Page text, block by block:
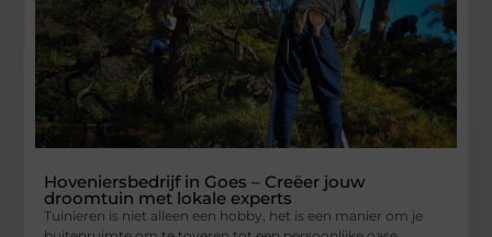
Hoveniersbedrijf in Goes – Creëer jouw
droomtuin met lokale experts
Tuinieren is niet alleen een hobby, het is een manier om je